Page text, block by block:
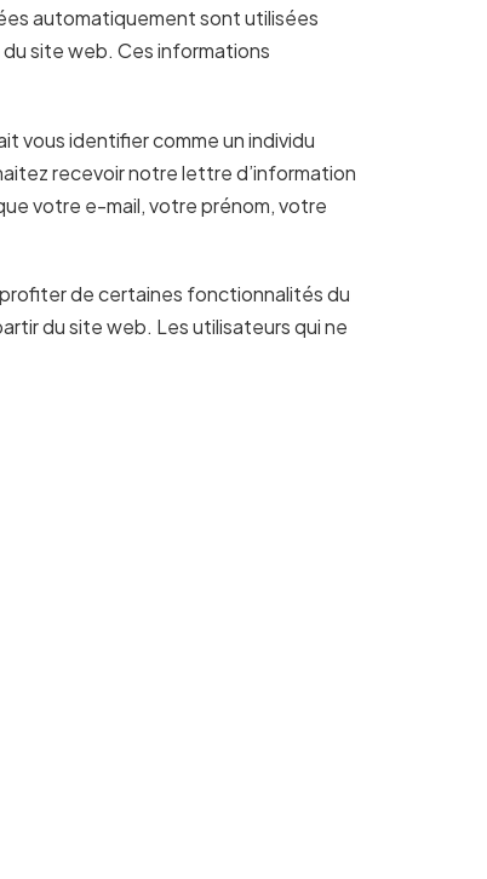
automatiquement sont utilisées
site web. Ces informations
vous identifier comme un individu
recevoir notre lettre d’information
votre e-mail, votre prénom, votre
profiter de certaines fonctionnalités du
du site web. Les utilisateurs qui ne